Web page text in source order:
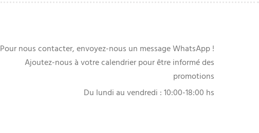
Pour nous contacter, envoyez-nous un message WhatsApp !
Ajoutez-nous à votre calendrier pour être informé des
promotions
Du lundi au vendredi : 10:00-18:00 hs